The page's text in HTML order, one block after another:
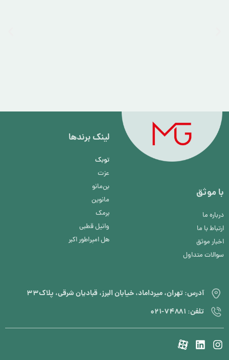
با موثق
درباره ما
ارتباط با ما
اخبار موثق
سوالات متداول
لینک برند‌ها
توبک
عزت
بن‌مانو
مانوین
برمک
وانیل قطبی
هل امپراطور اکبر
آدرس: تهران، میرداماد، خیابان البرز، قبادیان شرقی، پلاک۳۳
تلفن: ۷۴۸۸۱-۰۲۱